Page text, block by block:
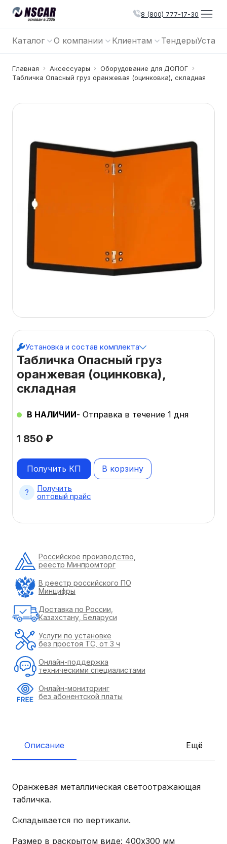
8 (800) 777-17-30
Каталог О компании Клиентам Тендеры
Главная Аксессуары
Оборудование для ДОПОГ
Табличка Опасный груз оранжевая (оцинковка), складная
Табличка Опасный груз
оранжевая (оцинковка),
складная
1 850 ₽
В НАЛИЧИИ- Отправка в течение 1 дня
Установка и состав комплекта
В корзину
Получить КП
Получить
оптовый прайс
Описание Ещё
Оранжевая металлическая светоотражающая
табличка.
Складывается по вертикали.
Размер в раскрытом виде: 400х300 мм
Российское производство,
реестр Минпромторг
В реестр российского ПО
Минцифры
Доставка по России,
Казахстану, Беларуси
Услуги по установке
без простоя ТС, от 3 ч
Онлайн-поддержка
техническими специалистами
Онлайн-мониторинг
без абонентской платы